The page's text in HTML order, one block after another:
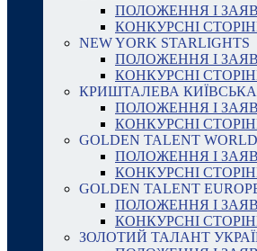
ПОЛОЖЕННЯ І
КОНКУРСНІ
NEW YORK STARLIGHTS
ПОЛОЖЕННЯ І
КОНКУРСНІ
КРИШТАЛЕВА
ПОЛОЖЕННЯ І
КОНКУРСНІ
GOLDEN TALENT WORLD
ПОЛОЖЕННЯ І
КОНКУРСНІ
GOLDEN TALENT
ПОЛОЖЕННЯ І
КОНКУРСНІ
ЗОЛОТИЙ ТАЛАНТ